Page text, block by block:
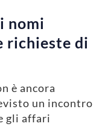
nomi
richieste di
è ancora
un incontro
gli affari